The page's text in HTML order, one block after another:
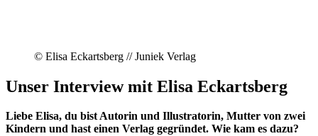
© Elisa Eckartsberg // Juniek Verlag
Unser Interview mit Elisa Eckartsberg
Liebe Elisa, du bist Autorin und Illustratorin, Mutter von zwei
Kindern und hast einen Verlag gegründet. Wie kam es dazu?